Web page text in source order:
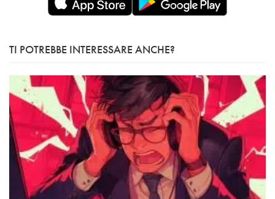
TI POTREBBE INTERESSARE ANCHE?